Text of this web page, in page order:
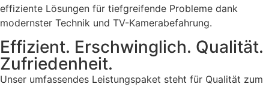
effiziente Lösungen für tiefgreifende Probleme dank
modernster Technik und TV-Kamerabefahrung.
Effizient. Erschwinglich. Qualität.
Zufriedenheit.
Unser umfassendes Leistungspaket steht für Qualität zum